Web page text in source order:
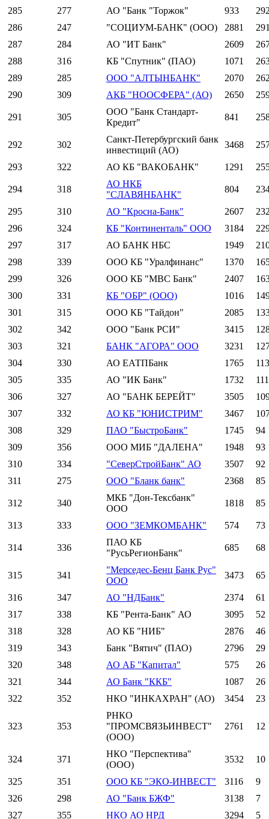
285
277 АО "Банк "Торжок" 933
286
247 "СОЦИУМ-БАНК" (ООО) 2881
287
284 АО "ИТ Банк" 2609
288
316 КБ "Спутник" (ПАО) 1071
289
285 ООО "АЛТЫНБАНК" 2070
290
309 АКБ "НООСФЕРА" (АО) 2650
291 305
ООО "Банк Стандарт-
Кредит"
841
292 302
Санкт-Петербургский банк
инвестиций (АО)
3468
293 322 АО КБ "ВАКОБАНК" 1291
294 318
АО НКБ
"СЛАВЯНБАНК"
804
295 310 АО "Кросна-Банк" 2607
296
324 КБ "Континенталь" ООО 3184
297
317 АО БАНК НБС 1949
298
339 ООО КБ "Уралфинанс" 1370
299
326 ООО КБ "МВС Банк" 2407
300
331 КБ "ОБР" (ООО) 1016
301
315 ООО КБ "Тайдон" 2085
302
342 ООО "Банк РСИ" 3415
303
321 БАНК "АГОРА" ООО 3231
304
330 АО ЕАТПБанк 1765
113
305
335 АО "ИК Банк" 1732
111
306
327 АО "БАНК БЕРЕЙТ" 3505
307
332 АО КБ "ЮНИСТРИМ" 3467
308
329 ПАО "БыстроБанк" 1745
94
309
356 ООО МИБ "ДАЛЕНА" 1948
93
310
334 "СеверСтройБанк" АО 3507
92
311
275 ООО "Бланк банк" 2368 85
312 340
МКБ "Дон-Тексбанк"
ООО
1818 85
313 333 ООО "ЗЕМКОМБАНК" 574 73
314 336
ПАО КБ
"РусьРегионБанк"
685 68
315 341
"Мерседес-Бенц Банк Рус"
ООО
3473 65
316 347 АО "НДБанк" 2374
61
317
338 КБ "Рента-Банк" АО 3095
52
318
328 АО КБ "НИБ" 2876
46
319
343 Банк "Вятич" (ПАО) 2796
29
320
348 АО АБ "Капитал" 575
26
321
344 АО Банк "ККБ" 1087
26
322
352 НКО "ИНКАХРАН" (АО) 3454 23
323 353
РНКО
"ПРОМСВЯЗЬИНВЕСТ"
(ООО)
2761 12
324 371
НКО "Перспектива"
(ООО)
3532 10
325 351 ООО КБ "ЭКО-ИНВЕСТ" 3116
9
326
298 АО "Банк БЖФ" 3138
7
327
355 НКО АО НРД 3294 5